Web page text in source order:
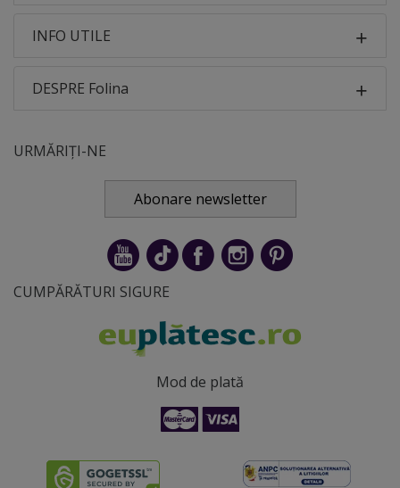
INFO UTILE
DESPRE Folina
URMĂRIȚI-NE
Abonare newsletter
CUMPĂRĂTURI SIGURE
Mod de plată